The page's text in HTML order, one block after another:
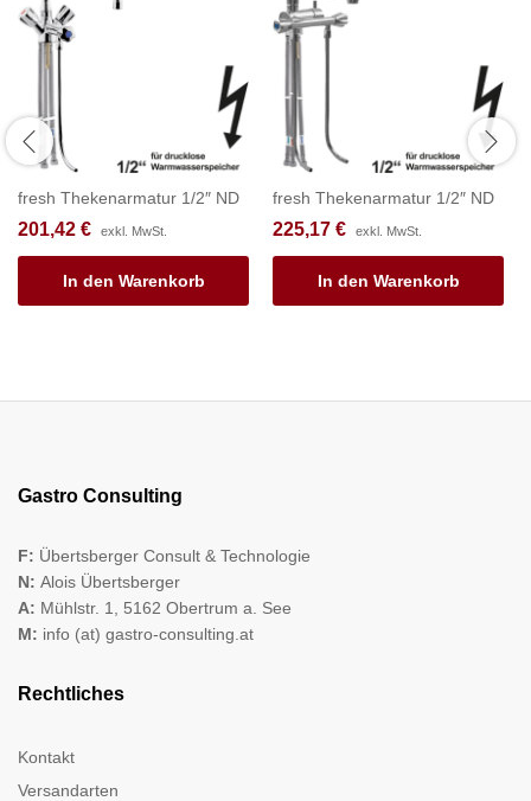
fresh Thekenarmatur 1/2″ ND
201,42 € exkl. MwSt.
In den Warenkorb
fresh Thekenarmatur 1/2″ ND
225,17 € exkl. MwSt.
In den Warenkorb
Gastro Consulting
F: Übertsberger Consult & Technologie
N: Alois Übertsberger
A: Mühlstr. 1, 5162 Obertrum a. See
M: info (at) gastro-consulting.at
Rechtliches
Kontakt
Versandarten